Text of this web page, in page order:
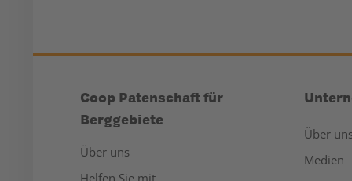
Coop Patenschaft für
Berggebiete
Über uns
Helfen Sie mit
Über
Medien